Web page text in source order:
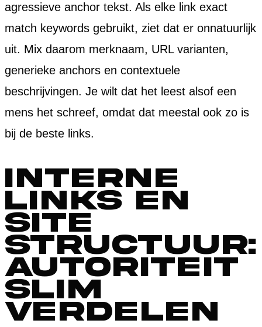
agressieve anchor tekst. Als elke link exact
match keywords gebruikt, ziet dat er onnatuurlijk
uit. Mix daarom merknaam, URL varianten,
generieke anchors en contextuele
beschrijvingen. Je wilt dat het leest alsof een
mens het schreef, omdat dat meestal ook zo is
bij de beste links.
Interne
links en
site
structuur:
autoriteit
slim
verdelen